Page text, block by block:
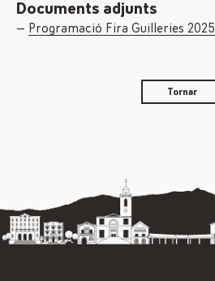
Documents adjunts
Programació Fira Guilleries 2025
Tornar